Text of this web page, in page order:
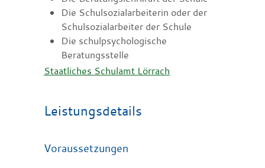
Die Schulsozialarbeiterin oder der
Schulsozialarbeiter der Schule
Die schulpsychologische
Beratungsstelle
Staatliches Schulamt Lörrach
Leistungsdetails
Voraussetzungen